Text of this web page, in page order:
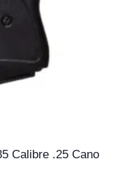
Calibre .25 Cano